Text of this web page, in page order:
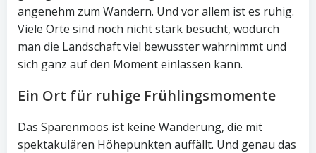
angenehm zum Wandern. Und vor allem ist es ruhig.
Viele Orte sind noch nicht stark besucht, wodurch
man die Landschaft viel bewusster wahrnimmt und
sich ganz auf den Moment einlassen kann.
Ein Ort für ruhige Frühlingsmomente
Das Sparenmoos ist keine Wanderung, die mit
spektakulären Höhepunkten auffällt. Und genau das